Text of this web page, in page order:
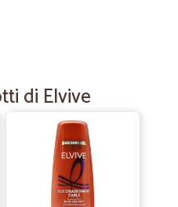
sulla rapidità che ho
di Elvive